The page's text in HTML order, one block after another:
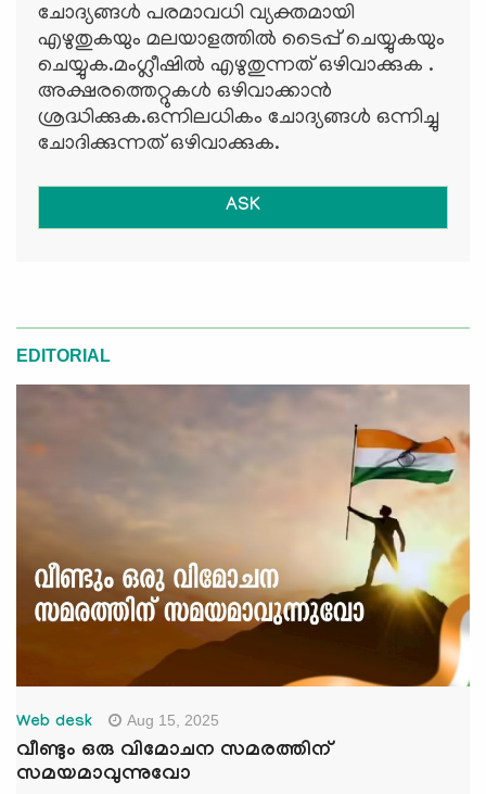
ചോദ്യങ്ങള്‍ പരമാവധി വ്യക്തമായി
എഴുതുകയും മലയാളത്തില്‍ ടൈപ്പ് ചെയ്യുകയും
ചെയ്യുക.മംഗ്ലീഷില്‍ എഴുതുന്നത് ഒഴിവാക്കുക .
അക്ഷരത്തെറ്റുകള്‍ ഒഴിവാക്കാന്‍
ശ്രദ്ധിക്കുക.ഒന്നിലധികം ചോദ്യങ്ങള്‍ ഒന്നിച്ചു
ചോദിക്കുന്നത് ഒഴിവാക്കുക.
ASK
EDITORIAL
Web desk Aug 15, 2025
വീണ്ടും ഒരു വിമോചന സമരത്തിന്
സമയമാവുന്നുവോ